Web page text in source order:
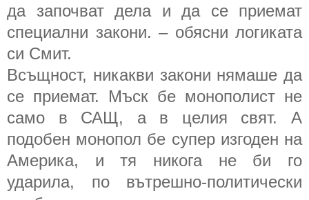
да започват дела и да се приемат
специални закони. – обясни логиката
си Смит.
Всъщност, никакви закони нямаше да
се приемат. Мъск бе монополист не
само в САЩ, а в целия свят. А
подобен монопол бе супер изгоден на
Америка, и тя никога не би го
ударила, по вътрешно-политически